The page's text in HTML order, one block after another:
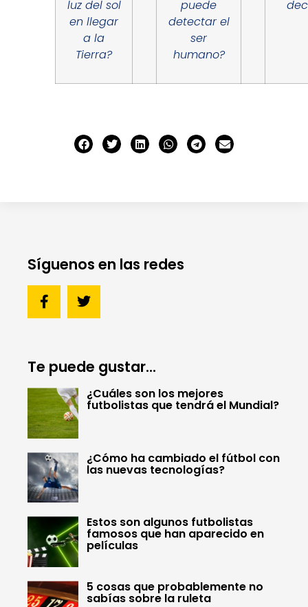
luz del sol
en llegar
a la
Tierra?
puede
detectar el
ser
humano?
Síguenos en las redes
Te puede gustar...
¿Cuáles son los mejores
futbolistas que tendrá el Mundial?
¿Cómo ha cambiado el fútbol con
las nuevas tecnologías?
Estos son algunos futbolistas
famosos que han aparecido en
películas
5 cosas que probablemente no
sabías sobre la ruleta